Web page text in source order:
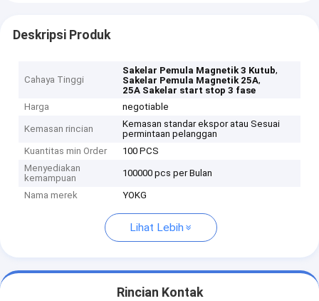
Deskripsi Produk
Cahaya Tinggi
Sakelar Pemula Magnetik 3 Kutub,
Sakelar Pemula Magnetik 25A,
25A Sakelar start stop 3 fase
Harga
negotiable
Kemasan rincian
Kemasan standar ekspor atau Sesuai
permintaan pelanggan
Kuantitas min Order
100 PCS
Menyediakan
kemampuan
100000 pcs per Bulan
Nama merek YOKG
Lihat Lebih
Rincian Kontak